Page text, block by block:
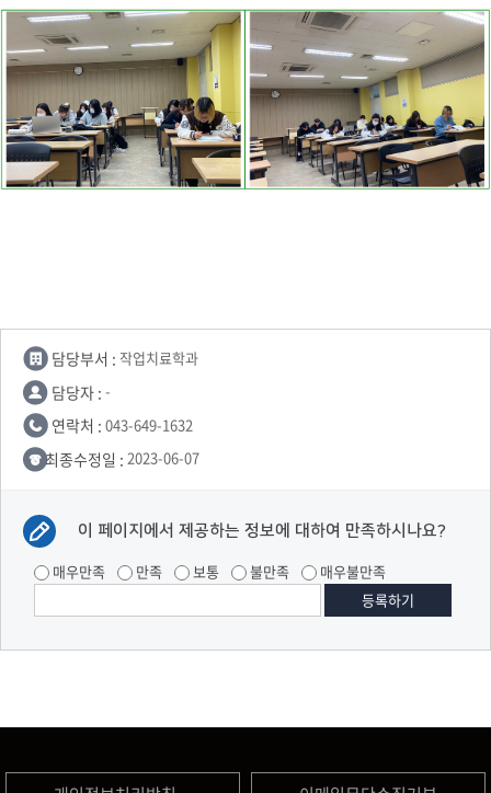
담당부서 : 작업치료학과
담당자 : -
연락처 : 043-649-1632
최종수정일 : 2023-06-07
이 페이지에서 제공하는 정보에 대하여 만족하시나요?
매우만족 만족 보통 불만족 매우불만족